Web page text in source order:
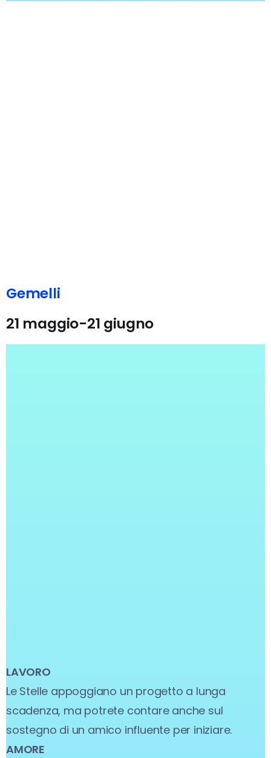
Gemelli
21 maggio-21 giugno
LAVORO
Le Stelle appoggiano un progetto a lunga
scadenza, ma potrete contare anche sul
sostegno di un amico influente per iniziare.
AMORE